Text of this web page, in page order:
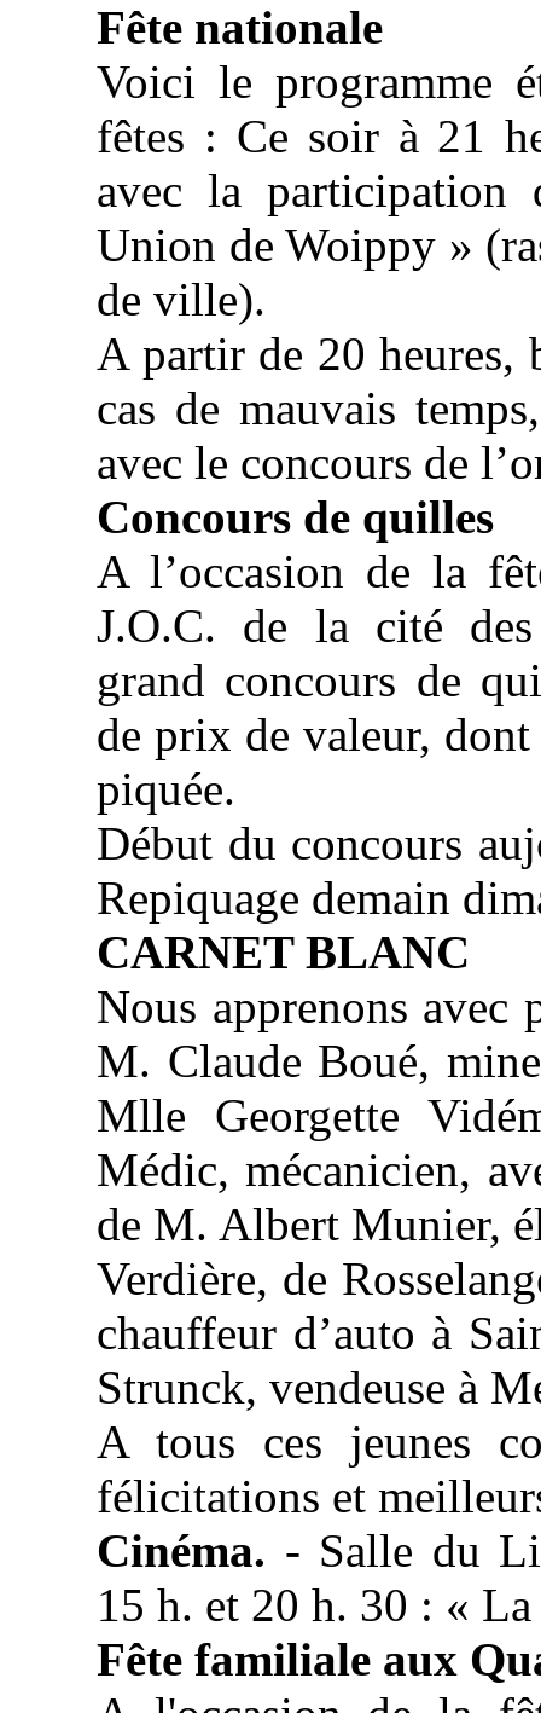
Fête nationale
Voici le programme
fêtes : Ce soir à 21
avec la participation
Union de Woippy »
de ville).
A partir de 20 heures,
cas de mauvais
avec le concours de
Concours de quilles
A l’occasion de la
J.O.C. de la cité des
grand concours de
de prix de valeur,
piquée.
Début du concours
Repiquage demain
CARNET BLANC
Nous apprenons avec
M. Claude Boué,
Mlle Georgette
Médic, mécanicien,
de M. Albert Munier,
Verdière, de
chauffeur d’auto à
Strunck, vendeuse à
A tous ces jeunes
félicitations et
Cinéma. - Salle du
15 h. et 20 h. 30 : «
Fête familiale aux